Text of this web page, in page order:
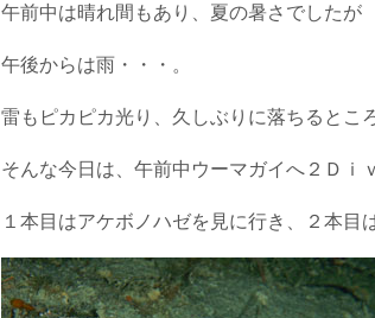
午前中は晴れ間もあり、夏の暑さでしたが
午後からは雨・・・。
雷もピカピカ光り、久しぶりに落ちるとこ
そんな今日は、午前中ウーマガイへ２Ｄｉ
１本目はアケボノハゼを見に行き、２本目